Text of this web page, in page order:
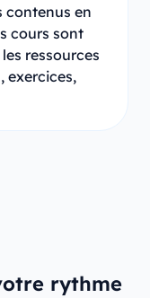
contenus en
cours sont
ressources
exercices,
rythme